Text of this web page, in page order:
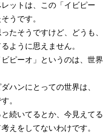
ットは、この「イビピー
うです。
たそうですけど、どうも、
ように思えません。
ピーオ」というのは、世界
ハンにとっての世界は、
。
続いてるとか、今見えてる
えをしてないわけです。